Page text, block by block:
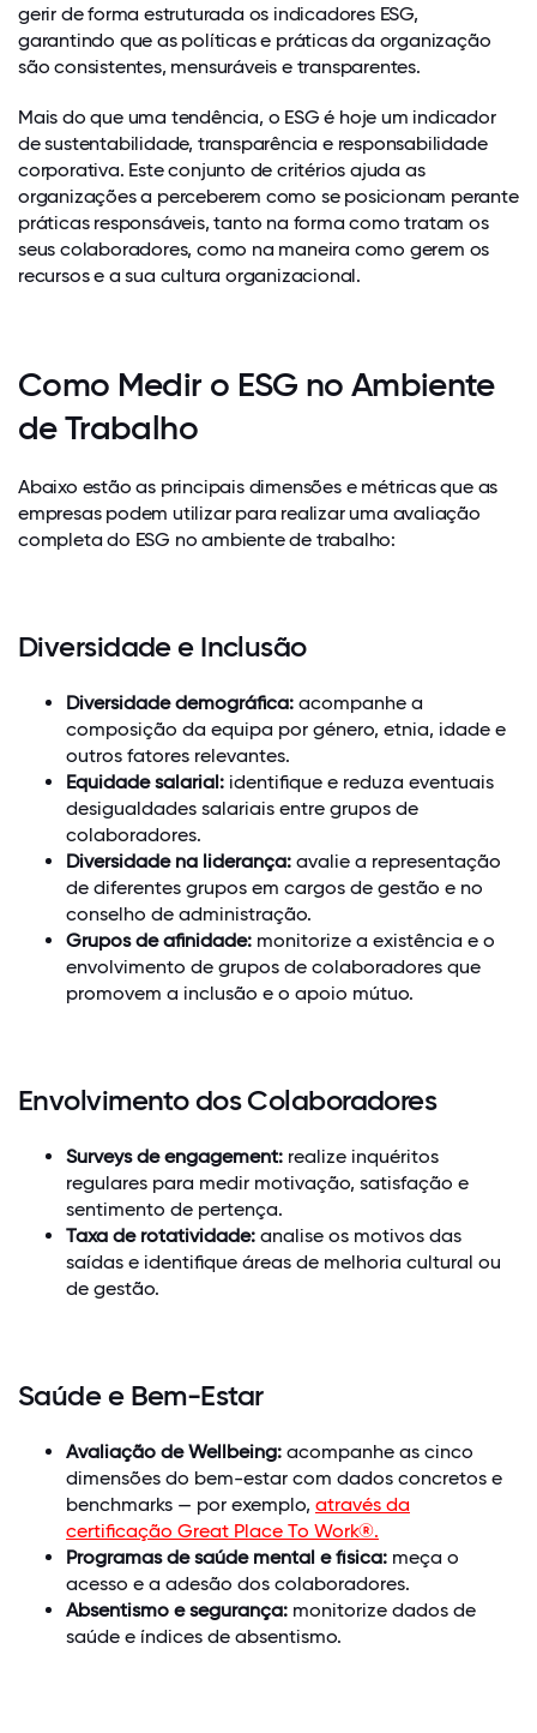
gerir de forma estruturada os indicadores ESG,
garantindo que as políticas e práticas da organização
são consistentes, mensuráveis e transparentes.
Mais do que uma tendência, o ESG é hoje um indicador
de sustentabilidade, transparência e responsabilidade
corporativa. Este conjunto de critérios ajuda as
organizações a perceberem como se posicionam perante
práticas responsáveis, tanto na forma como tratam os
seus colaboradores, como na maneira como gerem os
recursos e a sua cultura organizacional.
Como Medir o ESG no Ambiente
de Trabalho
Abaixo estão as principais dimensões e métricas que as
empresas podem utilizar para realizar uma avaliação
completa do ESG no ambiente de trabalho:
Diversidade e Inclusão
Diversidade demográfica: acompanhe a
composição da equipa por género, etnia, idade e
outros fatores relevantes.
Equidade salarial: identifique e reduza eventuais
desigualdades salariais entre grupos de
colaboradores.
Diversidade na liderança: avalie a representação
de diferentes grupos em cargos de gestão e no
conselho de administração.
Grupos de afinidade: monitorize a existência e o
envolvimento de grupos de colaboradores que
promovem a inclusão e o apoio mútuo.
Envolvimento dos Colaboradores
Surveys de engagement: realize inquéritos
regulares para medir motivação, satisfação e
sentimento de pertença.
Taxa de rotatividade: analise os motivos das
saídas e identifique áreas de melhoria cultural ou
de gestão.
Saúde e Bem-Estar
Avaliação de Wellbeing: acompanhe as cinco
dimensões do bem-estar com dados concretos e
benchmarks — por exemplo, através da
certificação Great Place To Work®.
Programas de saúde mental e física: meça o
acesso e a adesão dos colaboradores.
Absentismo e segurança: monitorize dados de
saúde e índices de absentismo.